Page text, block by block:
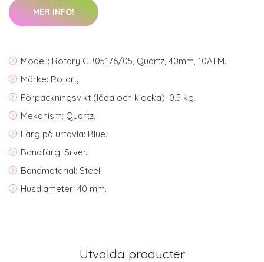
MER INFO!
Modell: Rotary GB05176/05, Quartz, 40mm, 10ATM.
Märke: Rotary.
Förpackningsvikt (låda och klocka): 0.5 kg.
Mekanism: Quartz.
Färg på urtavla: Blue.
Bandfärg: Silver.
Bandmaterial: Steel.
Husdiameter: 40 mm.
Utvalda producter